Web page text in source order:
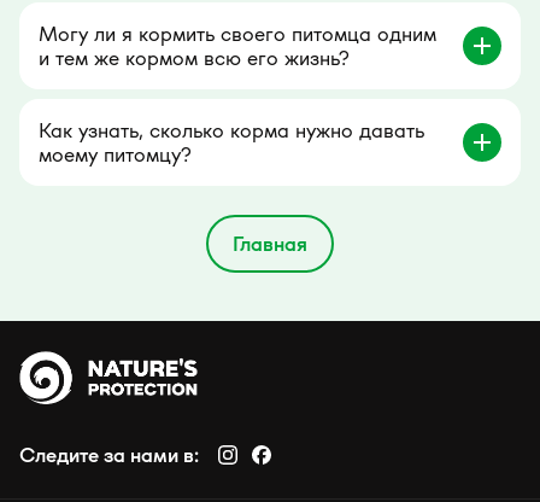
Могу ли я кормить своего питомца одним
и тем же кормом всю его жизнь?
Как узнать, сколько корма нужно давать
моему питомцу?
Главная
Следите за нами в: